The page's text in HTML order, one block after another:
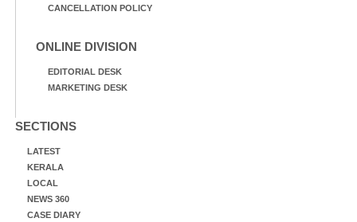
CANCELLATION POLICY
ONLINE DIVISION
EDITORIAL DESK
MARKETING DESK
SECTIONS
LATEST
KERALA
LOCAL
NEWS 360
CASE DIARY